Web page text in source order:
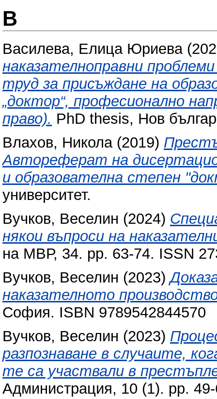
В
Василева, Елица Юриева
наказателноправни
труд за присъждане на
„доктор“, професионално
право). PhD thesis, Нов
Влахов, Никола(2019)
Автореферат на
и образователна степен
университет.
Вучков, Веселин (2024)
някои въпроси на
на МВР, 34. pp. 63-74. ISSN
Вучков, Веселин (2023)
наказателното
София. ISBN 9789542844570
Вучков, Веселин (2023)
разпознаване в случаите,
те са участвали в
Администрация, 10 (1). pp.